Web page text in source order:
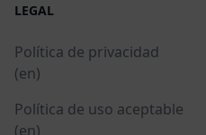
LEGAL
Política de privacidad
(en)
Política de uso aceptable
(en)